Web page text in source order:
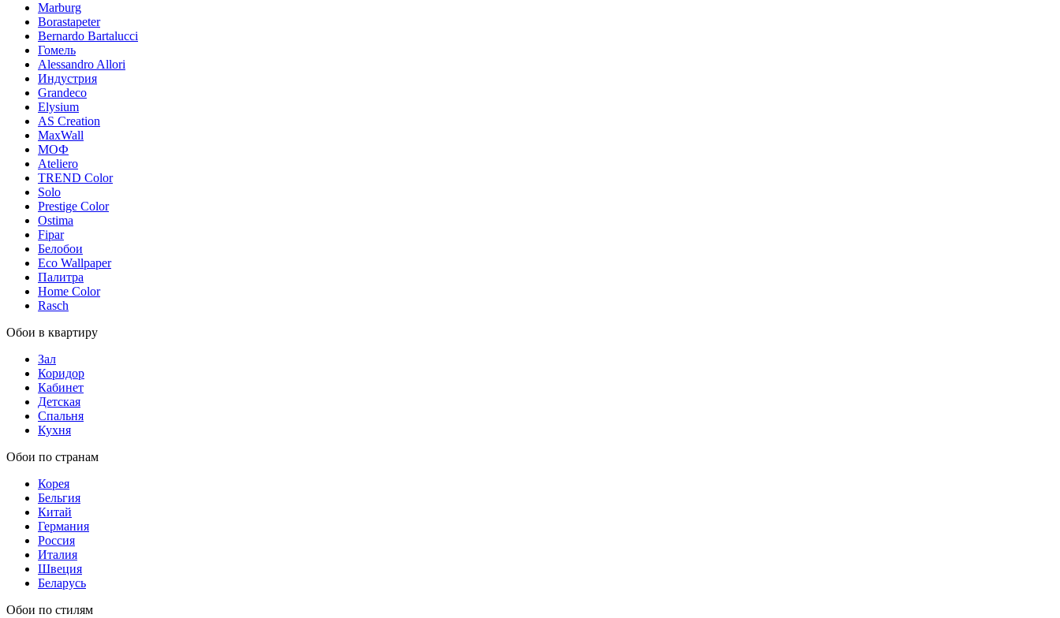
Marburg
Borastapeter
Bernardo Bartalucci
Гомель
Alessandro Allori
Индустрия
Grandeco
Elysium
AS Creation
MaxWall
МОФ
Ateliero
TREND Color
Solo
Prestige Color
Ostima
Fipar
Белобои
Eco Wallpaper
Палитра
Home Color
Rasch
Обои в квартиру
Зал
Коридор
Кабинет
Детская
Спальня
Кухня
Обои по странам
Корея
Бельгия
Китай
Германия
Россия
Италия
Швеция
Беларусь
Обои по стилям